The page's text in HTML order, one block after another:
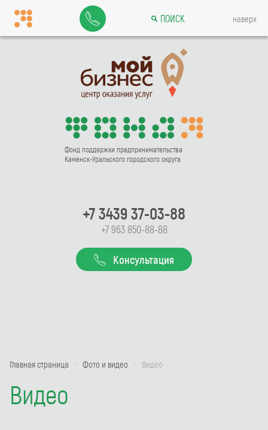
Фонд поддержки предпринимательства
Каменск-Уральского городского округа
+7 3439 37-03-88
+7 963 850-88-88
Консультация
Главная страница Фото и видео Видео
Видео
ПОИСК наверх